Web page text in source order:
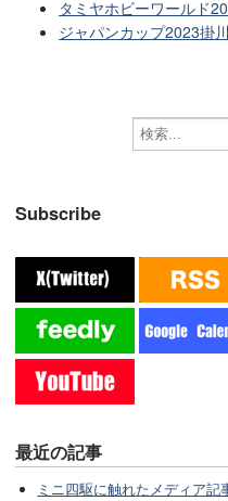
タミヤホビーワールド
ジャパンカップ2023掛
Subscribe
最近の記事
ミニ四駆に触れたメディア記